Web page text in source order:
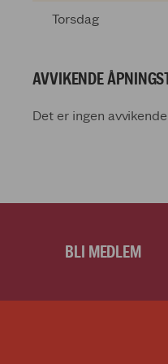
Torsdag
AVVIKENDE
Det er ingen
BLI MEDLEM